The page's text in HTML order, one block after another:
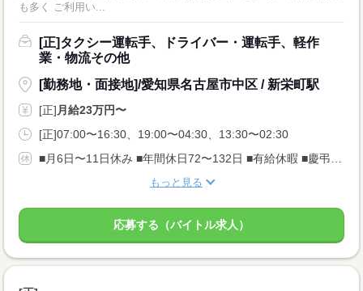
も多く ご利用い...
[正]タクシー運転手、ドライバー・運転手、軽作
業・物流その他
[勤務地・面接地]/愛知県名古屋市中区 / 新栄町駅
[正] 月給23万円〜
[正]07:00〜16:30、19:00〜04:30、13:30〜02:30
もっと見る
応募する（バイトル求人）